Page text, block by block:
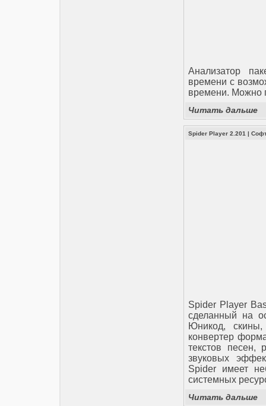
Aнализатор
времени с
времени. Можно
Читать дальше
Spider Player 2.201 |
Spider Player
сделанный на
Юникод, скины,
конвертер
текстов песен,
звуковых
Spider имеет
системных
Читать дальше